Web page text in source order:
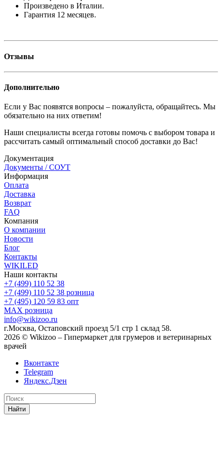
Произведено в Италии.
Гарантия 12 месяцев.
Отзывы
Дополнительно
Если у Вас появятся вопросы – пожалуйста, обращайтесь. Мы
обязательно на них ответим!
Наши специалисты всегда готовы помочь с выбором товара и
рассчитать самый оптимальный способ доставки до Вас!
Документация
Документы / СОУТ
Информация
Оплата
Доставка
Возврат
FAQ
Компания
О компании
Новости
Блог
Контакты
WIKILED
Наши контакты
+7 (499) 110 52 38
+7 (499) 110 52 38 розница
+7 (495) 120 59 83 опт
MAX розница
info@wikizoo.ru
г.Москва, Остаповский проезд 5/1 стр 1 склад 58.
2026 © Wikizoo – Гипермаркет для грумеров и ветеринарных
врачей
Вконтакте
Telegram
Яндекс.Дзен
Найти